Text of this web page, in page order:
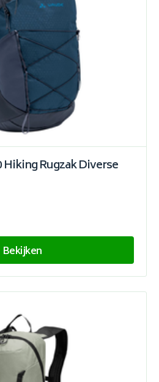
Rugzak Diverse
Bekijken